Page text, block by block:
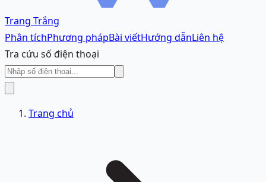
Trang Trắng
Phân tíchPhương phápBài viếtHướng dẫnLiên hệ
Tra cứu số điện thoại
Trang chủ